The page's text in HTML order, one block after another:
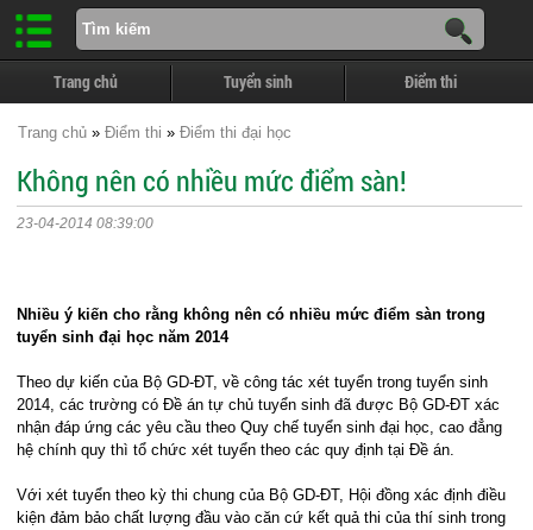
Trang chủ Tuyển sinh Điểm thi
Trang chủ » Điểm thi » Điểm thi đại học
Không nên có nhiều mức điểm sàn!
23-04-2014 08:39:00
Nhiều ý kiến cho rằng không nên có nhiều mức điểm sàn trong
tuyển sinh đại học năm 2014
Theo dự kiến của Bộ GD-ĐT, về công tác xét tuyển trong tuyển sinh
2014, các trường có Đề án tự chủ tuyển sinh đã được Bộ GD-ĐT xác
nhận đáp ứng các yêu cầu theo Quy chế tuyển sinh đại học, cao đẳng
hệ chính quy thì tổ chức xét tuyển theo các quy định tại Đề án.
Với xét tuyển theo kỳ thi chung của Bộ GD-ĐT, Hội đồng xác định điều
kiện đảm bảo chất lượng đầu vào căn cứ kết quả thi của thí sinh trong